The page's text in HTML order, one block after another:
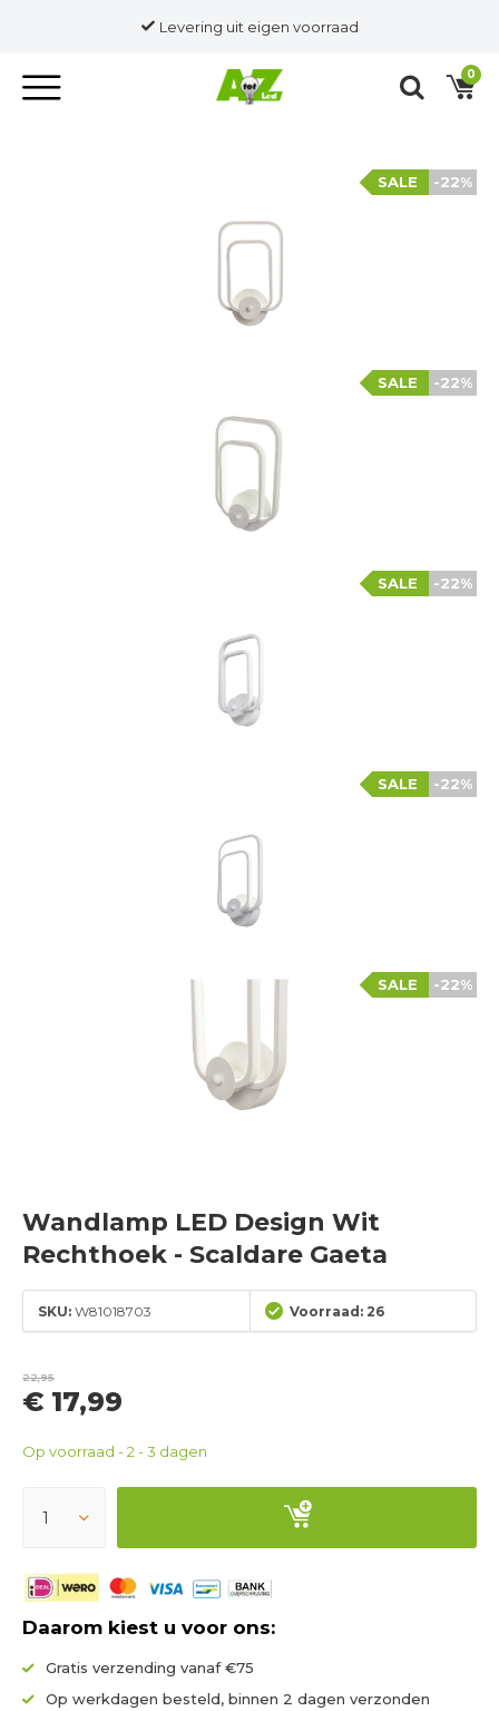
Levering uit eigen voorraad
0
-22%
SALE
-22%
SALE
-22%
SALE
-22%
SALE
-22%
SALE
Wandlamp LED Design Wit
Rechthoek - Scaldare Gaeta
SKU: W81018703 Voorraad: 26
22,95
€ 17,99
Op voorraad - 2 - 3 dagen
Daarom kiest u voor ons:
Gratis verzending vanaf €75
Op werkdagen besteld, binnen 2 dagen verzonden